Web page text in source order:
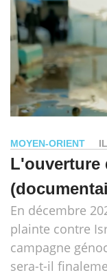
MOYEN-ORIENT
L'ouverture
En décembre
plainte contre
campagne
sera-t-il